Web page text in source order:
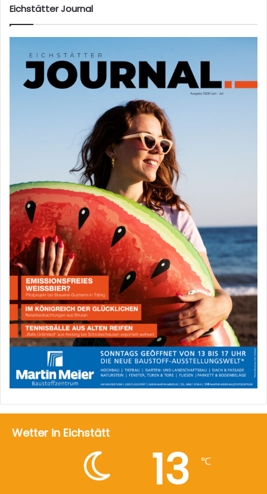
Eichstätter Journal
Wetter in Eichstätt
13 ℃